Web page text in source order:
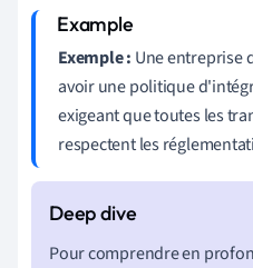
Exemple : Une entreprise
avoir une politique
exigeant que toutes les
respectent les
Pour comprendre en